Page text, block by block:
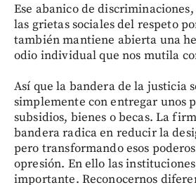
Ese abanico de
las grietas sociales del respeto
también mantiene abierta una
odio individual que nos mutila
Así que la bandera de la justicia
simplemente con entregar unos
subsidios, bienes o becas. La
bandera radica en reducir la
pero transformando esos
opresión. En ello las
importante. Reconocernos